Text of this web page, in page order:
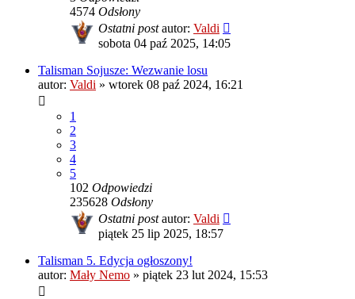
4574 Odsłony
Ostatni postautor: Valdi
sobota 04 paź 2025, 14:05
Talisman Sojusze: Wezwanie losu
autor: Valdi » wtorek 08 paź 2024, 16:21
1
2
3
4
5
102 Odpowiedzi
235628 Odsłony
Ostatni postautor: Valdi
piątek 25 lip 2025, 18:57
Talisman 5. Edycja ogłoszony!
autor: Mały Nemo » piątek 23 lut 2024, 15:53